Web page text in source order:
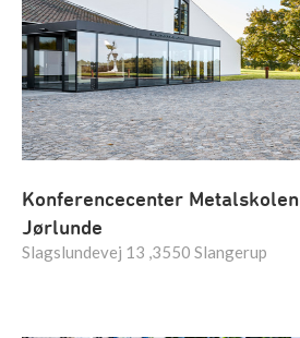
Konferencecenter Metalskolen
Jørlunde
Slagslundevej 13 ,3550 Slangerup